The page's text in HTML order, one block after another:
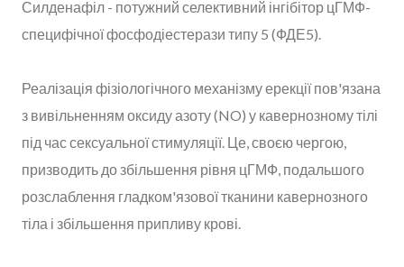
Силденафіл - потужний селективний інгібітор цГМФ-
специфічної фосфодіестерази типу 5 (ФДЕ5).
Реалізація фізіологічного механізму ерекції пов'язана
з вивільненням оксиду азоту (NO) у кавернозному тілі
під час сексуальної стимуляції. Це, своєю чергою,
призводить до збільшення рівня цГМФ, подальшого
розслаблення гладком'язової тканини кавернозного
тіла і збільшення припливу крові.